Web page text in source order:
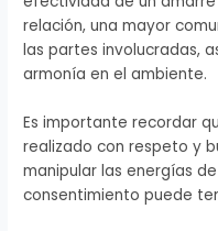
relación, una mayor
las partes involucradas,
armonía en el ambiente.
Es importante recordar
realizado con respeto y
manipular las energías
consentimiento puede